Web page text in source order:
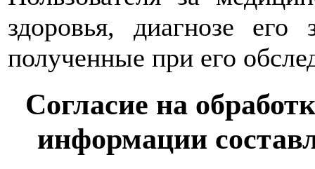
здоровья, диагнозе его
полученные при его
Согласие на
информации